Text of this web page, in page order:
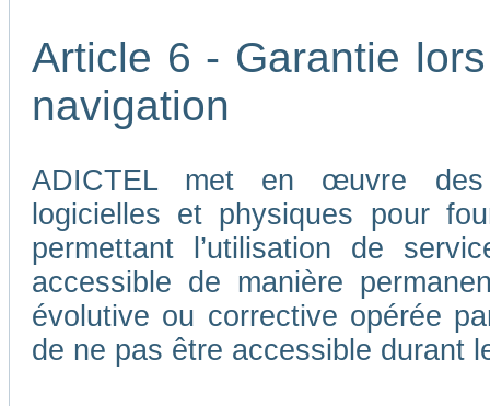
Article 6 - Garantie
navigation
ADICTEL met en œuvre des
logicielles et physiques pour
permettant l’utilisation de
accessible de manière
évolutive ou corrective opérée
de ne pas être accessible durant